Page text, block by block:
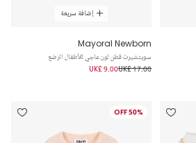
إضافة سريعة
Mayoral Newborn
سويتشيرت قطن لون عاجي للأطفال الرضع
UK£ 17.00
UK£ 9.00
50% OFF